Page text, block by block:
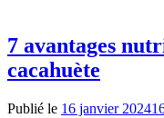
7 avantages
cacahuète
Publié le 16 janvier 2024